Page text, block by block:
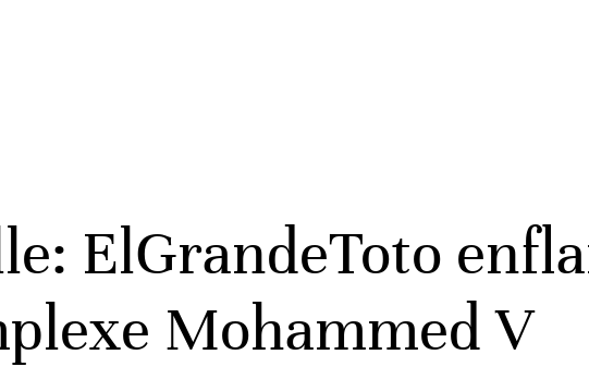
ElGrandeToto
Mohammed V